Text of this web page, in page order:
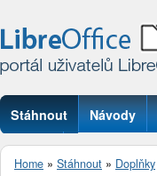
Stáhnout Návody
Otázky
Home » Stáhnout » Doplňky